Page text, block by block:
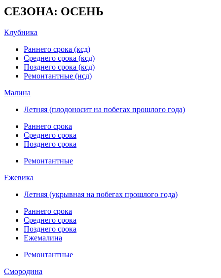
СЕЗОНА: ОСЕНЬ
Клубника
Раннего срока (ксд)
Среднего срока (ксд)
Позднего срока (ксд)
Ремонтантные (нсд)
Малина
Летняя (плодоносит на побегах прошлого года)
Раннего срока
Среднего срока
Позднего срока
Ремонтантные
Ежевика
Летняя (укрывная на побегах прошлого года)
Раннего срока
Среднего срока
Позднего срока
Ежемалина
Ремонтантные
Смородина